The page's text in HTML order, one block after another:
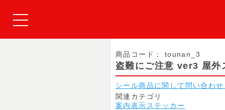
商品コード： tounan_3
盗難にご注意 ver3 屋外
シール商品に関して問い合わ
関連カテゴリ
案内表示ステッカー